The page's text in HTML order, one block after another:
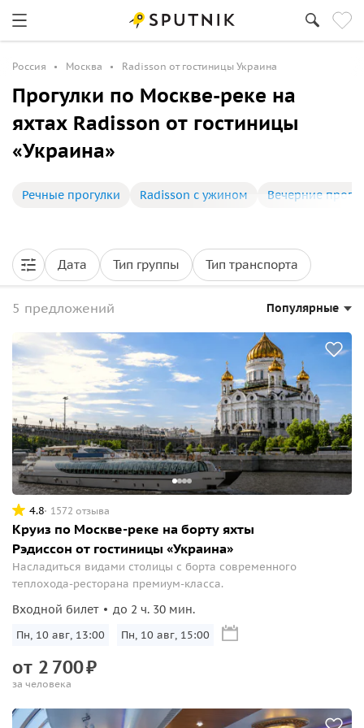
Россия Москва Radisson от гостиницы Украина
Прогулки по Москве-реке на
яхтах Radisson от гостиницы
«Украина»
Речные прогулки Radisson с ужином Вечерние
Дата Тип группы Тип транспорта
5 предложений Популярные
4.8 1572 отзыва
Круиз по Москве-реке на борту яхты
Рэдиссон от гостиницы «Украина»
Насладиться видами столицы с борта современного
теплохода-ресторана премиум-класса.
Входной билет до 2 ч. 30 мин.
Пн, 10 авг, 13:00 Пн, 10 авг, 15:00
от 2 700₽
за человека